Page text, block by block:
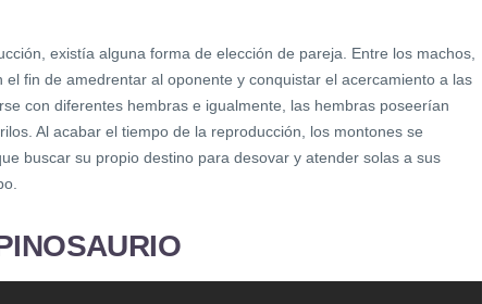
existía alguna forma de elección de pareja. Entre los machos,
fin de amedrentar al oponente y conquistar el acercamiento a las
con diferentes hembras e igualmente, las hembras poseerían
Al acabar el tiempo de la reproducción, los montones se
buscar su propio destino para desovar y atender solas a sus